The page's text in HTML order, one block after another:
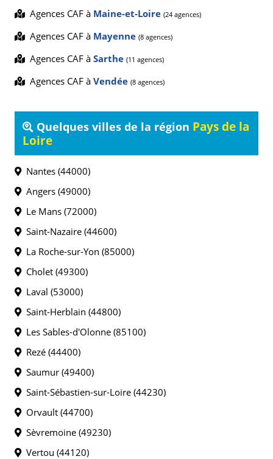
Agences CAF à Maine-et-Loire (24 agences)
Agences CAF à Mayenne (8 agences)
Agences CAF à Sarthe (11 agences)
Agences CAF à Vendée (8 agences)
Quelques villes de la région Pays de la
Loire
Nantes (44000)
Angers (49000)
Le Mans (72000)
Saint-Nazaire (44600)
La Roche-sur-Yon (85000)
Cholet (49300)
Laval (53000)
Saint-Herblain (44800)
Les Sables-d'Olonne (85100)
Rezé (44400)
Saumur (49400)
Saint-Sébastien-sur-Loire (44230)
Orvault (44700)
Sèvremoine (49230)
Vertou (44120)